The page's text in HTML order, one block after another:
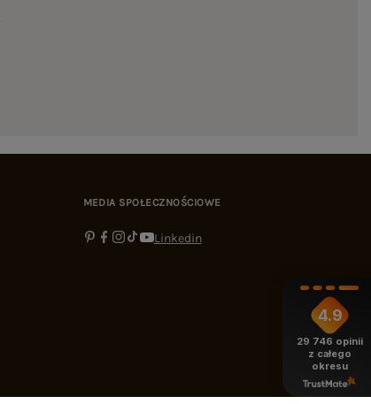
MEDIA SPOŁECZNOŚCIOWE
Linkedin
4.9
29 746 opinii
z całego
okresu